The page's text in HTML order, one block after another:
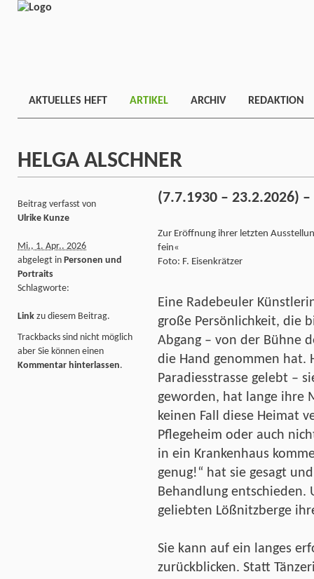
AKTUELLES HEFT ARTIKEL ARCHIV REDAKTION
HELGA ALSCHNER
(7.7.1930 – 23.2.2026)
Zur Eröffnung ihrer letzten
fein«
Foto: F. Eisenkrätzer
Eine Radebeuler
große Persönlichkeit, die
Abgang – von der Bühne
die Hand genommen hat.
Paradiesstrasse gelebt –
geworden, hat lange ihre
keinen Fall diese Heimat
Pflegeheim oder auch
in ein Krankenhaus
genug!“ hat sie gesagt
Behandlung
geliebten Lößnitzberge
Sie kann auf ein langes
zurückblicken. Statt
Beitrag verfasst von
Ulrike Kunze
Mi., 1. Apr.. 2026
abgelegt in Personen und
Portraits
Schlagworte:
Link zu diesem Beitrag.
Trackbacks sind nicht möglich
aber Sie können einen
Kommentar hinterlassen.